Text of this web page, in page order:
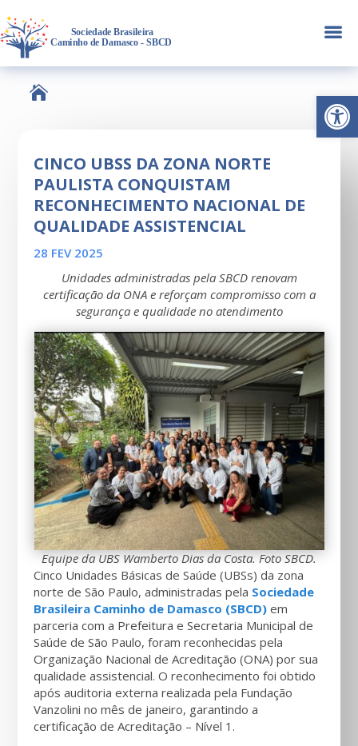
Abrir
a

CINCO UBSS DA ZONA NORTE
PAULISTA CONQUISTAM
RECONHECIMENTO NACIONAL DE
QUALIDADE ASSISTENCIAL
28 FEV 2025
Unidades administradas pela SBCD renovam
certificação da ONA e reforçam compromisso com a
segurança e qualidade no atendimento
Equipe da UBS Wamberto Dias da Costa. Foto SBCD.
Cinco Unidades Básicas de Saúde (UBSs) da zona
norte de São Paulo, administradas pela Sociedade
Brasileira Caminho de Damasco (SBCD) em
parceria com a Prefeitura e Secretaria Municipal de
Saúde de São Paulo, foram reconhecidas pela
Organização Nacional de Acreditação (ONA) por sua
qualidade assistencial. O reconhecimento foi obtido
após auditoria externa realizada pela Fundação
Vanzolini no mês de janeiro, garantindo a
certificação de Acreditação – Nível 1.